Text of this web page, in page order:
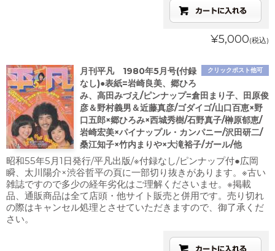
¥5,000(税込)
クリックポスト他可
月刊平凡 1980年5月号(付録
なし)●表紙=岩崎良美、郷ひろ
み、高田みづえ/ピンナップ=倉田まり子、田原俊
彦＆野村義男＆近藤真彦/ゴダイゴ/山口百恵×野
口五郎×郷ひろみ×西城秀樹/石野真子/榊原郁恵/
岩崎宏美×パイナップル・カンパニー/沢田研二/
桑江知子×竹内まりや×大滝裕子/ガール/他
昭和55年5月1日発行/平凡出版/※付録なし/ピンナップ付●広岡
瞬、太川陽介×渋谷哲平の頁に一部切り抜きがあります。※古い
雑誌ですので多少の経年劣化はご理解くださいませ。※掲載
品、通販商品は全て店頭・他サイト販売と併用です。売り切れ
の際はキャンセル処理とさせていただきますので、御了承くだ
さい。